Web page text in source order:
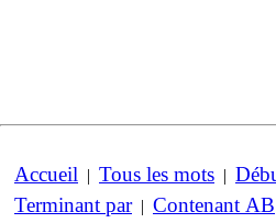
Accueil | Tous les mots |
Terminant par| Contenant AB